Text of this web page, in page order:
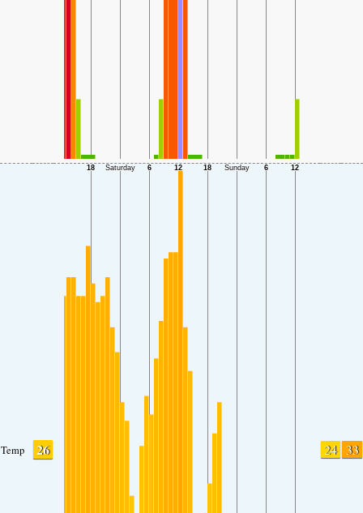
Temp 26 24 33